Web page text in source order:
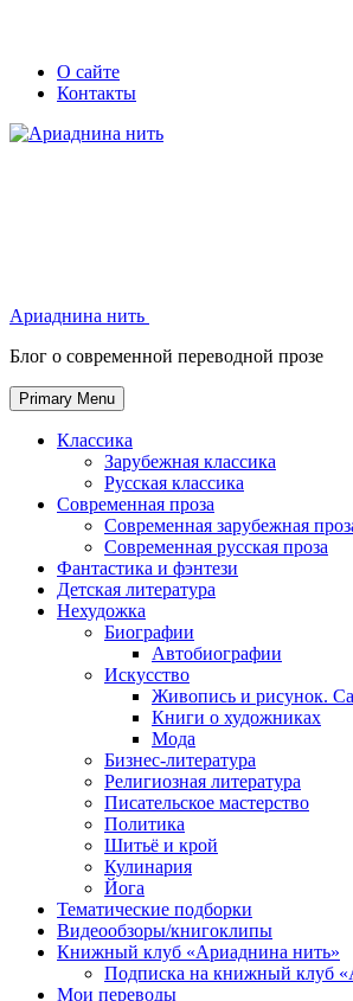
Skip
Secondary
left
navigation
Secondary
right
navigation
О сайте
Контакты
Ариаднина нить
Блог о современной переводной прозе
Primary Menu
Классика
Зарубежная классика
Русская классика
Современная проза
Современная зарубежная
Современная русская проза
Фантастика и фэнтези
Детская литература
Нехудожка
Биографии
Автобиографии
Искусство
Живопись и рисунок.
Книги о художниках
Мода
Бизнес-литература
Религиозная литература
Писательское мастерство
Политика
Шитьё и крой
Кулинария
Йога
Тематические подборки
Видеообзоры/книгоклипы
Книжный клуб «Ариаднина нить»
Подписка на книжный клуб
Мои переводы